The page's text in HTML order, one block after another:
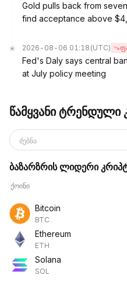
Gold pulls back from
find acceptance above
2026-08-06 01:18 (UTC)
Fed's Daly says central
at July policy meeting
წამყვანი
ძებნა
ბაზარზრის ლიდერი
ქოინი
Bitcoin
BTC
Ethereum
ETH
Solana
SOL